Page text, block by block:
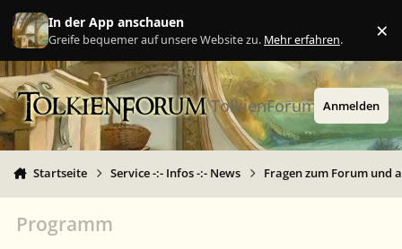
Zu Inhalt springen
In der App anschauen
Greife bequemer auf unsere Website zu. Mehr erfahren. ×
TolkienForum Anmelden
Startseite Service -:- Infos -:- News Fragen zum Forum und
Programm